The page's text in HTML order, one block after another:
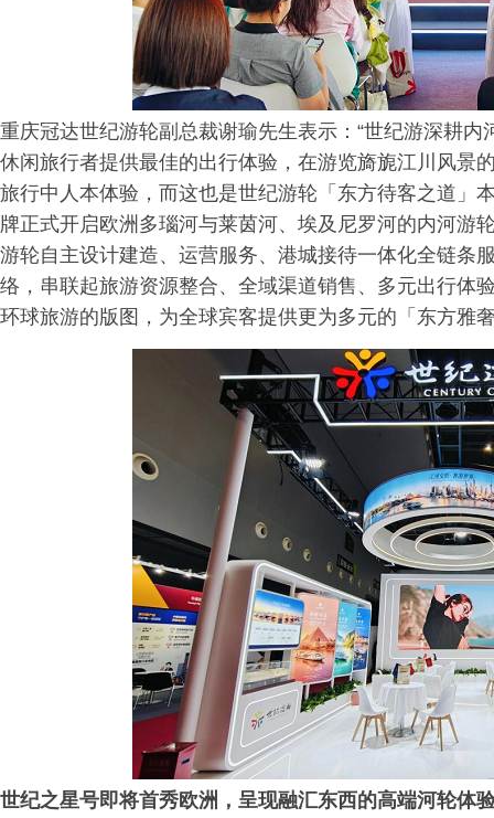
重庆冠达世纪游轮副总裁谢瑜先生表示：“世纪游深耕
休闲旅行者提供最佳的出行体验，在游览旖旎江川风景
旅行中人本体验，而这也是世纪游轮「东方待客之道」
牌正式开启欧洲多瑙河与莱茵河、埃及尼罗河的内河游
游轮自主设计建造、运营服务、港城接待一体化全链条
络，串联起旅游资源整合、全域渠道销售、多元出行体
环球旅游的版图，为全球宾客提供更为多元的「东方雅
世纪之星号即将首秀欧洲，呈现融汇东西的高端河轮体